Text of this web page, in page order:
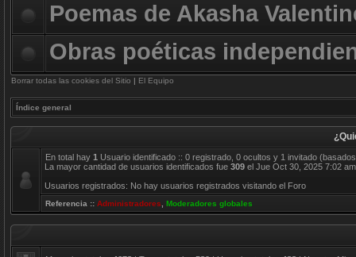
Poemas de Akasha
Obras poéticas
Borrar todas las cookies del Sitio | El Equipo
Índice general
En total hay 1 Usuario identificado :: 0 registrado, 0 ocultos y 1 invitado
La mayor cantidad de usuarios identificados fue 309 el Jue Oct 30, 2025 7:02 am
Usuarios registrados: No hay usuarios registrados visitando el Foro
Referencia :: Administradores Moderadores globales